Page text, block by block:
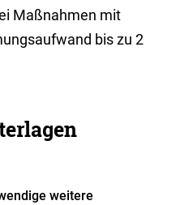
Maßnahmen mit
bis zu 2
weitere